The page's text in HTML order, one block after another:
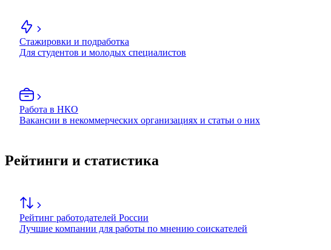
Стажировки и подработка
Для студентов и молодых специалистов
Работа в НКО
Вакансии в некоммерческих организациях и статьи о них
Рейтинги и статистика
Рейтинг работодателей России
Лучшие компании для работы по мнению соискателей